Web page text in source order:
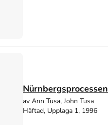
Nürnbergsprocessen
av Ann Tusa, John Tusa
Häftad, Upplaga 1, 1996